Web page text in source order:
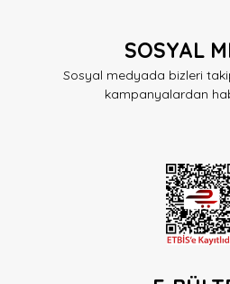
SOSYAL
Sosyal medyada bizleri
kampanyalardan